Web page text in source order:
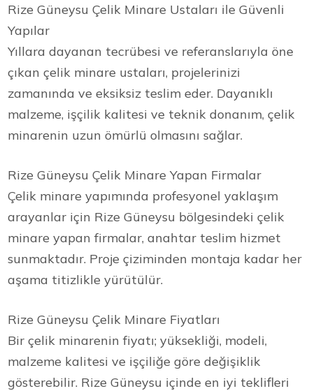
Rize Güneysu Çelik Minare Ustaları ile Güvenli
Yapılar
Yıllara dayanan tecrübesi ve referanslarıyla öne
çıkan çelik minare ustaları, projelerinizi
zamanında ve eksiksiz teslim eder. Dayanıklı
malzeme, işçilik kalitesi ve teknik donanım, çelik
minarenin uzun ömürlü olmasını sağlar.
Rize Güneysu Çelik Minare Yapan Firmalar
Çelik minare yapımında profesyonel yaklaşım
arayanlar için Rize Güneysu bölgesindeki çelik
minare yapan firmalar, anahtar teslim hizmet
sunmaktadır. Proje çiziminden montaja kadar her
aşama titizlikle yürütülür.
Rize Güneysu Çelik Minare Fiyatları
Bir çelik minarenin fiyatı; yüksekliği, modeli,
malzeme kalitesi ve işçiliğe göre değişiklik
gösterebilir. Rize Güneysu içinde en iyi teklifleri